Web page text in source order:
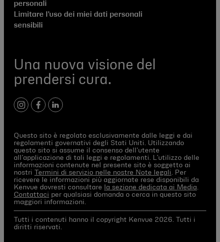
Una nuova visione del
prendersi cura.
instagram
facebook
linkedIn
personali
Limitare l’uso dei miei dati personali
sensibili
Questo sito è regolato esclusivamente dalle leggi e dai
regolamenti governativi degli Stati Uniti. Utilizzando
questo sito si assume il consenso dell'utente
all’applicazione di tali leggi e regolamenti. L’utilizzo delle
informazioni contenute nel presente sito è soggetto ai
nostri
Termini di servizio nelle nostre Note legali . Per
ricevere le informazioni più aggiornate rese disponibili da
Kenvue dovresti consultare
la sezione dedicata ai Media
Contattaci per qualsiasi domanda o cerca in questo sito
maggiori informazioni.
Tutti i contenuti hanno il copyright Kenvue 2026. Tutti i
diritti riservati.